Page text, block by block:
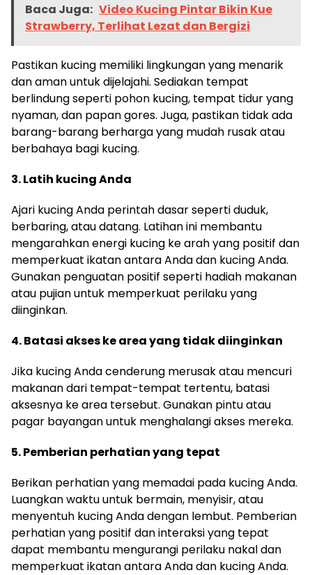
Baca Juga: Video Kucing Pintar Bikin Kue
Strawberry, Terlihat Lezat dan Bergizi
Pastikan kucing memiliki lingkungan yang menarik
dan aman untuk dijelajahi. Sediakan tempat
berlindung seperti pohon kucing, tempat tidur yang
nyaman, dan papan gores. Juga, pastikan tidak ada
barang-barang berharga yang mudah rusak atau
berbahaya bagi kucing.
3. Latih kucing Anda
Ajari kucing Anda perintah dasar seperti duduk,
berbaring, atau datang. Latihan ini membantu
mengarahkan energi kucing ke arah yang positif dan
memperkuat ikatan antara Anda dan kucing Anda.
Gunakan penguatan positif seperti hadiah makanan
atau pujian untuk memperkuat perilaku yang
diinginkan.
4. Batasi akses ke area yang tidak diinginkan
Jika kucing Anda cenderung merusak atau mencuri
makanan dari tempat-tempat tertentu, batasi
aksesnya ke area tersebut. Gunakan pintu atau
pagar bayangan untuk menghalangi akses mereka.
5. Pemberian perhatian yang tepat
Berikan perhatian yang memadai pada kucing Anda.
Luangkan waktu untuk bermain, menyisir, atau
menyentuh kucing Anda dengan lembut. Pemberian
perhatian yang positif dan interaksi yang tepat
dapat membantu mengurangi perilaku nakal dan
memperkuat ikatan antara Anda dan kucing Anda.